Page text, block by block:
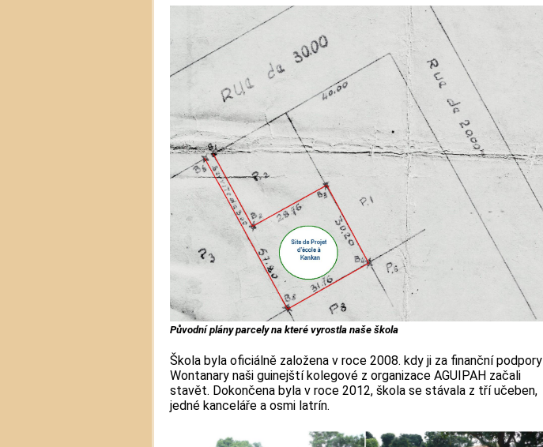
Původní plány parcely na které vyrostla naše škola
Škola byla oficiálně založena v roce 2008. kdy ji za finanční podpory
Wontanary naši guinejští kolegové z organizace AGUIPAH začali
stavět. Dokončena byla v roce 2012, škola se stávala z tří učeben,
jedné kanceláře a osmi latrín.